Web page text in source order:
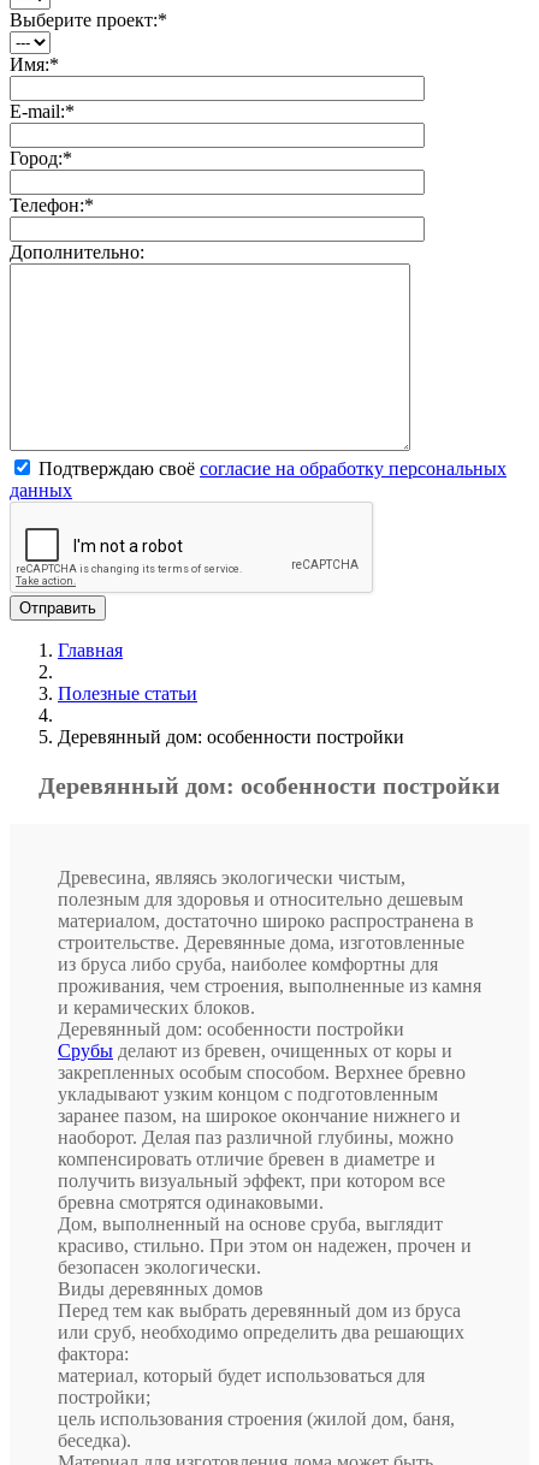
Выберите проект:*
Имя:*
E-mail:*
Город:*
Телефон:*
Дополнительно:
Подтверждаю своё согласие на обработку персональных
данных
Главная
Полезные статьи
Деревянный дом: особенности постройки
Деревянный дом: особенности постройки
Древесина, являясь экологически чистым,
полезным для здоровья и относительно дешевым
материалом, достаточно широко распространена в
строительстве. Деревянные дома, изготовленные
из бруса либо сруба, наиболее комфортны для
проживания, чем строения, выполненные из камня
и керамических блоков.
Деревянный дом: особенности постройки
Срубы делают из бревен, очищенных от коры и
закрепленных особым способом. Верхнее бревно
укладывают узким концом с подготовленным
заранее пазом, на широкое окончание нижнего и
наоборот. Делая паз различной глубины, можно
компенсировать отличие бревен в диаметре и
получить визуальный эффект, при котором все
бревна смотрятся одинаковыми.
Дом, выполненный на основе сруба, выглядит
красиво, стильно. При этом он надежен, прочен и
безопасен экологически.
Виды деревянных домов
Перед тем как выбрать деревянный дом из бруса
или сруб, необходимо определить два решающих
фактора:
материал, который будет использоваться для
постройки;
цель использования строения (жилой дом, баня,
беседка).